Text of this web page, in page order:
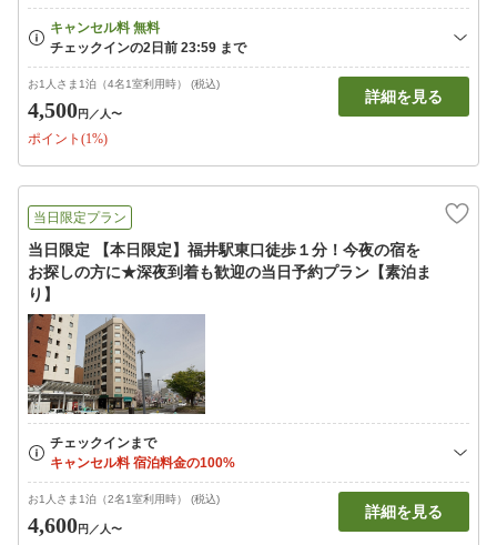
お1人さま1泊（4名1室利用時） (税込)
4,500円 ／人〜
ポイント(1%)
詳細を見る
当日限定プラン
当日限定 【本日限定】福井駅東口徒歩１分！今夜の宿を
お探しの方に★深夜到着も歓迎の当日予約プラン【素泊ま
り】
お1人さま1泊（2名1室利用時） (税込)
4,600円 ／人〜
詳細を見る